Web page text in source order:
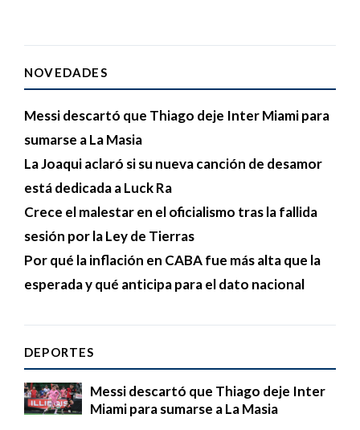
NOVEDADES
Messi descartó que Thiago deje Inter Miami para
sumarse a La Masia
La Joaqui aclaró si su nueva canción de desamor
está dedicada a Luck Ra
Crece el malestar en el oficialismo tras la fallida
sesión por la Ley de Tierras
Por qué la inflación en CABA fue más alta que la
esperada y qué anticipa para el dato nacional
DEPORTES
Messi descartó que Thiago deje Inter
Miami para sumarse a La Masia